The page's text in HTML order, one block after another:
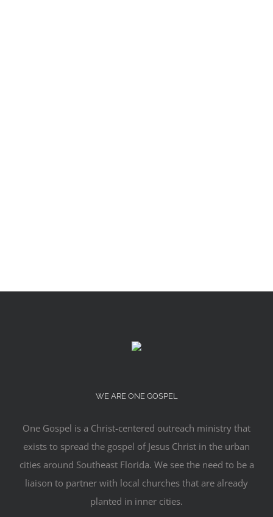
WE ARE ONE GOSPEL
One Gospel is a Christ-centered outreach ministry that
exists to spread the gospel of Jesus Christ in the urban
cities around Southeast Florida. We see the need to be a
liaison to partner with local churches that are already
planted in inner cities.